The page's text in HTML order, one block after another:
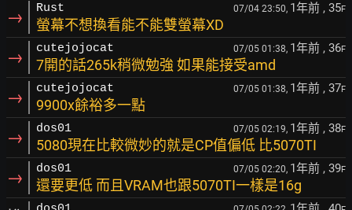
→ Rust 07/04 23:50, 1年前 , 35F
螢幕不想換看能不能雙螢幕XD
→ cutejojocat 07/05 01:38, 1年前 , 36F
7開的話265k稍微勉強 如果能接受amd
→ cutejojocat 07/05 01:38, 1年前 , 37F
9900x餘裕多一點
→ dos01 07/05 02:19, 1年前 , 38F
5080現在比較微妙的就是CP值偏低 比5070TI
→ dos01 07/05 02:20, 1年前 , 39F
還要更低 而且VRAM也跟5070TI一樣是16g